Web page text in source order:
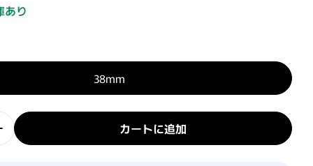
あり
38mm
オン カールプロSR 38mmの数量を減らす
レイツイオン カールプロSR 38mmの数量を増やす
カートに追加